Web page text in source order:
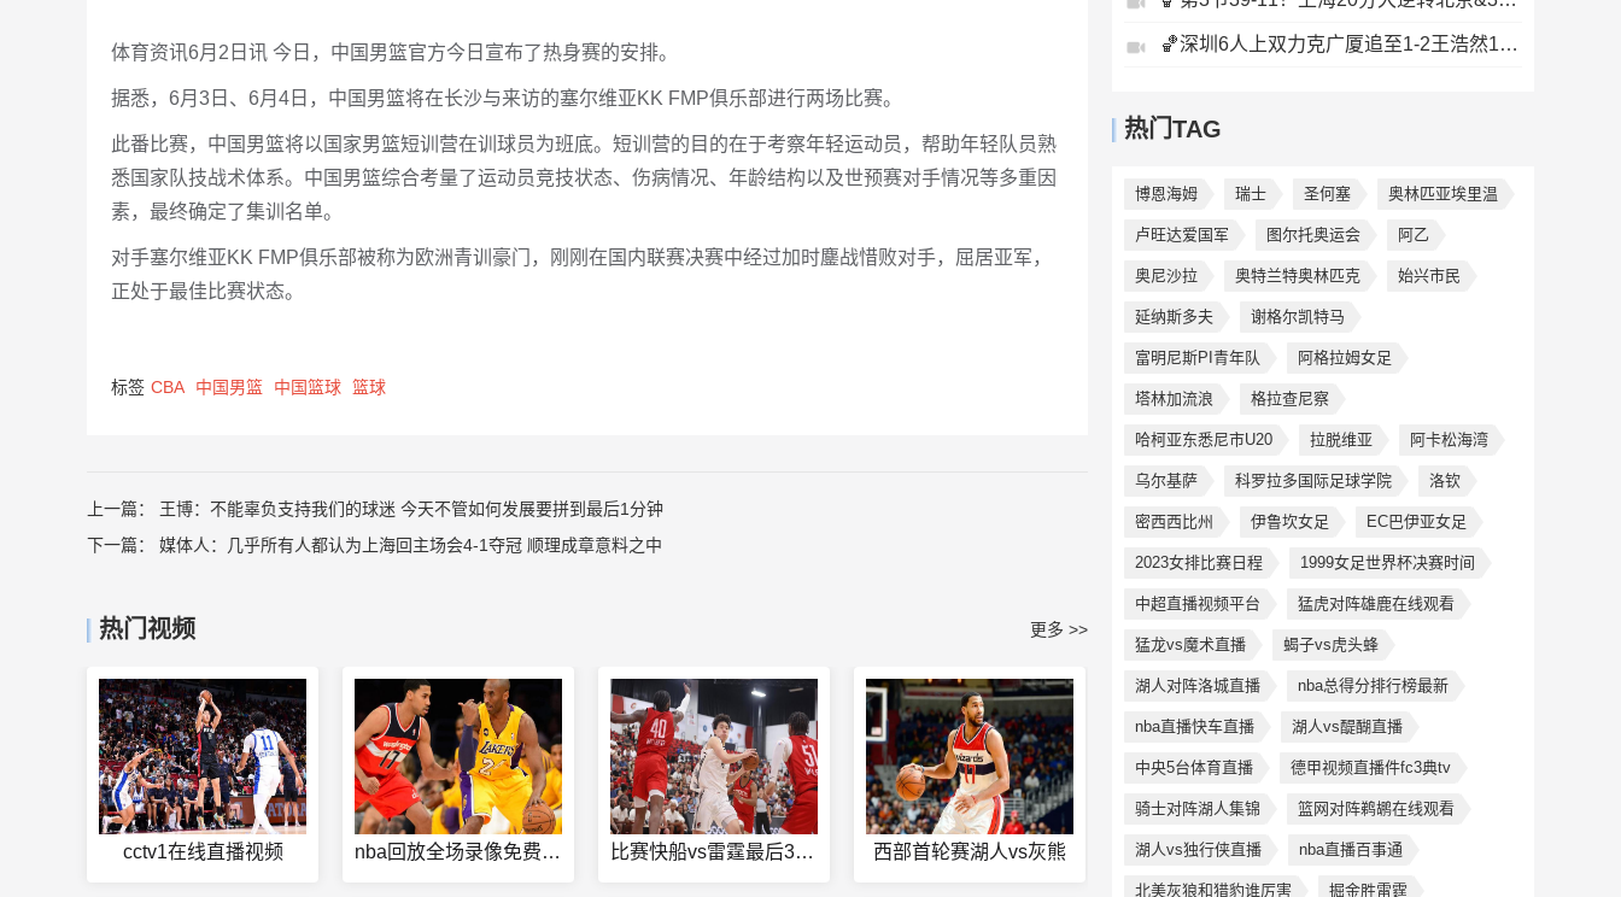
体育资讯6月2日讯 今日，中国男篮官方今日宣布了热身赛的安排。
据悉，6月3日、6月4日，中国男篮将在长沙与来访的塞尔维亚KK FMP俱乐部进行两场比赛。
此番比赛，中国男篮将以国家男篮短训营在训球员为班底。短训营的目的在于考察年轻运动员，帮助年轻队员熟
悉国家队技战术体系。中国男篮综合考量了运动员竞技状态、伤病情况、年龄结构以及世预赛对手情况等多重因
素，最终确定了集训名单。
对手塞尔维亚KK FMP俱乐部被称为欧洲青训豪门，刚刚在国内联赛决赛中经过加时鏖战惜败对手，屈居亚军，
正处于最佳比赛状态。
标签 CBA 中国男篮 中国篮球 篮球
上一篇： 王博：不能辜负支持我们的球迷 今天不管如何发展要拼到最后1分钟
下一篇： 媒体人：几乎所有人都认为上海回主场会4-1夺冠 顺理成章意料之中
热门视频 更多 >>
cctv1在线直播视频 nba回放全场录像免费软件 比赛快船vs雷霆最后3分钟 西部首轮赛湖人vs灰熊
🏀深圳6人上双力克广厦追至1-2王浩然13+5布朗32+5+5&6失误
热门TAG
博恩海姆 瑞士 圣何塞 奥林匹亚埃里温
卢旺达爱国军 图尔托奥运会 阿乙
奥尼沙拉 奥特兰特奥林匹克 始兴市民
延纳斯多夫 谢格尔凯特马
富明尼斯PI青年队 阿格拉姆女足
塔林加流浪 格拉查尼察
哈柯亚东悉尼市U20 拉脱维亚 阿卡松海湾
乌尔基萨 科罗拉多国际足球学院 洛钦
密西西比州 伊鲁坎女足 EC巴伊亚女足
2023女排比赛日程 1999女足世界杯决赛时间
中超直播视频平台 猛虎对阵雄鹿在线观看
猛龙vs魔术直播 蝎子vs虎头蜂
湖人对阵洛城直播 nba总得分排行榜最新
nba直播快车直播 湖人vs醍醐直播
中央5台体育直播 德甲视频直播件fc3典tv
骑士对阵湖人集锦 篮网对阵鹈鹕在线观看
湖人vs独行侠直播 nba直播百事通
北美灰狼和猎豹谁厉害 掘金胜雷霆